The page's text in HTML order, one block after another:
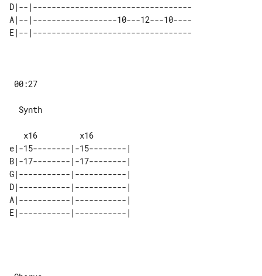
D|--|----------------------------------
A|--|------------------10---12---10----
e|-15--------|-15--------|
B|-17--------|-17--------|
G|-----------|-----------|
D|-----------|-----------|
A|-----------|-----------|